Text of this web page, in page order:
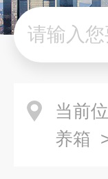
当前
养箱